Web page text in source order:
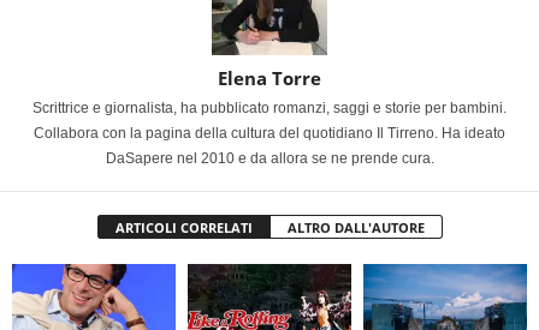
Elena Torre
Scrittrice e giornalista, ha pubblicato romanzi, saggi e storie per bambini.
Collabora con la pagina della cultura del quotidiano Il Tirreno. Ha ideato
DaSapere nel 2010 e da allora se ne prende cura.
ARTICOLI CORRELATI ALTRO DALL'AUTORE